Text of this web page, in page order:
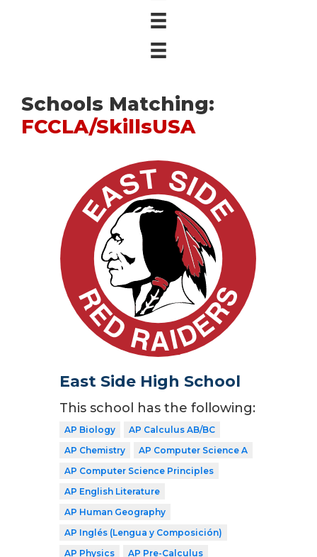
Schools Matching:
FCCLA/SkillsUSA
East Side High School
This school has the following:
AP Biology
AP Calculus AB/BC
AP Chemistry
AP Computer Science A
AP Computer Science Principles
AP English Literature
AP Human Geography
AP Inglés (Lengua y Composición)
AP Physics
AP Pre-Calculus